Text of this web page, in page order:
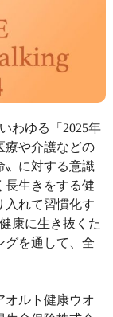
わゆる「2025年
療や介護などの
〟に対する意識
長生きをする健
入れて習慣化す
康に生き抜くた
グを通して、全
ルト健康ウオ